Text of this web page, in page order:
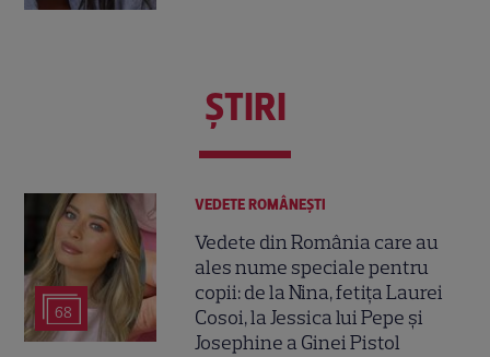
ŞTIRI
68
VEDETE ROMÂNEŞTI
Vedete din România care au
ales nume speciale pentru
copii: de la Nina, fetița Laurei
Cosoi, la Jessica lui Pepe și
Josephine a Ginei Pistol